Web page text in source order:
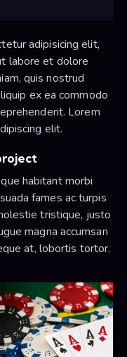
adipisicing elit,
labore et dolore
quis nostrud
ex ea commodo
Lorem
elit.
habitant morbi
fames ac turpis
tristique, justo
magna accumsan
at, lobortis tortor.